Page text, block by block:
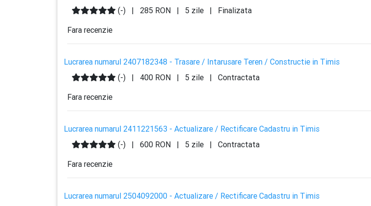
(-)
| 285 RON | 5 zile |
Finalizata
Fara recenzie
Lucrarea numarul 2407182348 - Trasare / Intarusare Teren / Constructie in Timis
(-)
| 400 RON | 5 zile |
Contractata
Fara recenzie
Lucrarea numarul 2411221563 - Actualizare / Rectificare Cadastru in Timis
(-)
| 600 RON | 5 zile |
Contractata
Fara recenzie
Lucrarea numarul 2504092000 - Actualizare / Rectificare Cadastru in Timis